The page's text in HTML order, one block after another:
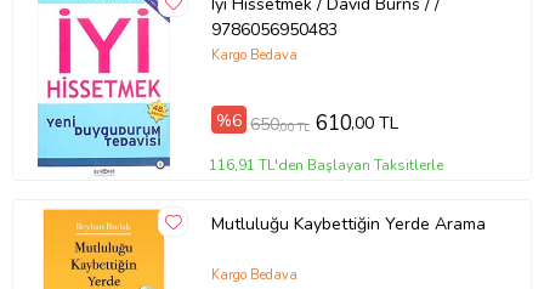
9786056950483
Kargo Bedava
%6 650,00 TL 610,00 TL
116,91 TL'den Başlayan Taksitlerle
Mutluluğu Kaybettiğin Yerde Arama
Kargo Bedava